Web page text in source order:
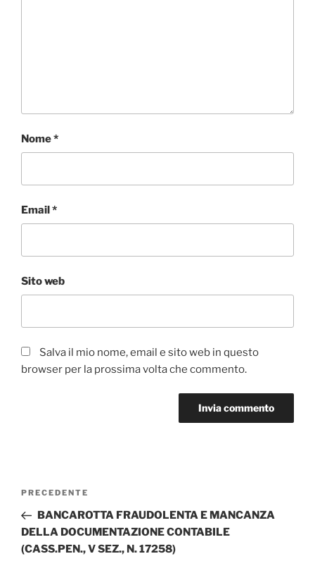
Nome*
Email*
Sito web
Salva il mio nome, email e sito web in questo
browser per la prossima volta che commento.
Navigazione
Articolo
precedente:
PRECEDENTE
BANCAROTTA FRAUDOLENTA E MANCANZA
DELLA DOCUMENTAZIONE CONTABILE
(CASS.PEN., V SEZ., N. 17258)